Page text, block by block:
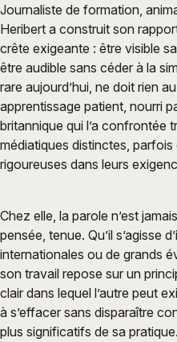
Journaliste de formation,
Heribert a construit son
crête exigeante : être visible
être audible sans céder à la
rare aujourd’hui, ne doit rien
apprentissage patient, nourri
britannique qui l’a confrontée
médiatiques distinctes,
rigoureuses dans leurs
Chez elle, la parole n’est
pensée, tenue. Qu’il s’agisse
internationales ou de grands
son travail repose sur un
clair dans lequel l’autre peut
à s’effacer sans disparaître
plus significatifs de sa